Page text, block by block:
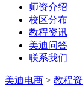
师资介绍
校区分布
教程资讯
美迪问答
联系我们
美迪电商 > 教程